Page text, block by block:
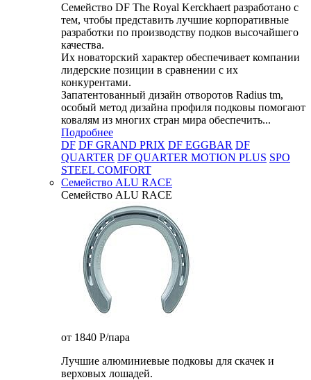
Семейство DF The Royal Kerckhaert разработано с
тем, чтобы представить лучшие корпоративные
разработки по производству подков высочайшего
качества.
Их новаторский характер обеспечивает компании
лидерские позиции в сравнении с их
конкурентами.
Запатентованный дизайн отворотов Radius tm,
особый метод дизайна профиля подковы помогают
ковалям из многих стран мира обеспечить...
Подробнее
DF DF GRAND PRIX DF EGGBAR DF
QUARTER DF QUARTER MOTION PLUS SPO
STEEL COMFORT
Семейство ALU RACE
Семейство ALU RACE
от 1840 P/пара
Лучшие алюминиевые подковы для скачек и
верховых лошадей.